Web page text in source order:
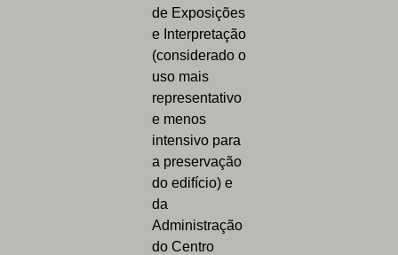
de Exposições
e Interpretação
(considerado o
uso mais
representativo
e menos
intensivo para
a preservação
do edifício) e
da
Administração
do Centro